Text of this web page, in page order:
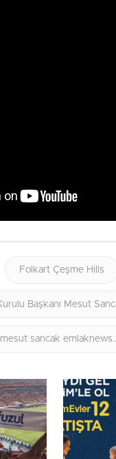
Folkart Çeşme Hills
Başkanı Mesut
mesut sancak